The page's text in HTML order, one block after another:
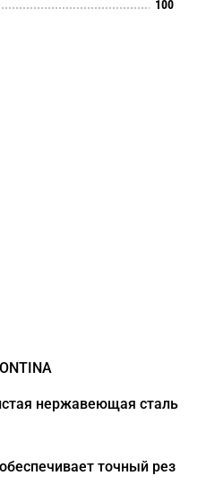
100
нержавеющая сталь
точный рез